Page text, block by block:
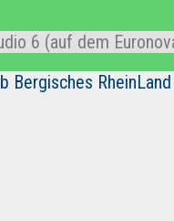
6 (auf dem